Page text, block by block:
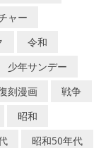
ャー
令和
少年サンデー
刻漫画
戦争
昭和
昭和50年代